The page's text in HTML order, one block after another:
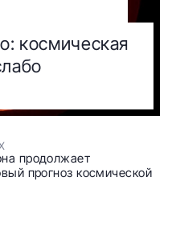
космическая
продолжает
прогноз космической